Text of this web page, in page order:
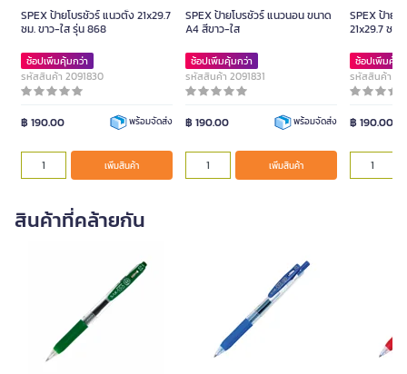
SPEX ป้ายโบรชัวร์ แนวตั้ง 21x29.7
ซม. ขาว-ใส รุ่น 868
ช้อปเพิ่มคุ้มกว่า
รหัสสินค้า 2091830
฿ 190.00 พร้อมจัดส่ง
เพิ่มสินค้า
SPEX ป้ายโบรชัวร์ แนวนอน ขนาด
A4 สีขาว-ใส
ช้อปเพิ่มคุ้มกว่า
รหัสสินค้า 2091831
฿ 190.00 พร้อมจัดส่ง
เพิ่มสินค้า
SPEX ป้าย
21x29.7 ซม.
ช้อปเพิ่มคุ้ม
รหัสสินค้า
฿ 190.00
สินค้าที่คล้ายกัน